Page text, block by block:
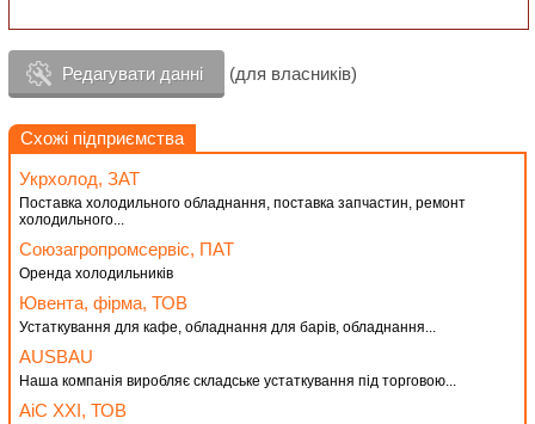
Редагувати данні (для власників)
Схожі підприємства
Укрхолод, ЗАТ
Поставка холодильного обладнання, поставка запчастин, ремонт
холодильного...
Союзагропромсервіс, ПАТ
Оренда холодильників
Ювента, фірма, ТОВ
Устаткування для кафе, обладнання для барів, обладнання...
AUSBAU
Наша компанія виробляє складське устаткування під торговою...
АіС ХХІ, ТОВ